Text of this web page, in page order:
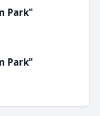
Park"
Park"